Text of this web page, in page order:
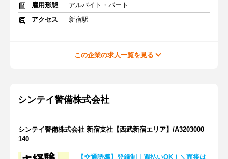
雇用形態
アルバイト・パート
アクセス
新宿駅
この企業の求人一覧を見る
シンテイ警備株式会社
シンテイ警備株式会社 新宿支社【西武新宿エリア】/A3203000
140
【交通誘導】登録制｜週払いOK！＼面接は